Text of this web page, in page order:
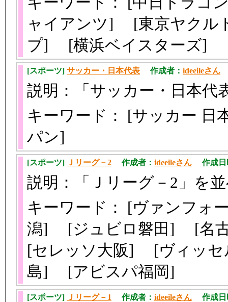
ャイアンツ] [東京ヤクル
プ] [横浜ベイスターズ]
[スポーツ] サッカー・日本代表 作成者： ideeileさん
説明：「サッカー・日本代
キーワード： [サッカー
パン]
[スポーツ] Ｊリーグ－2 作成者： ideeileさん 作成日
説明：「Ｊリーグ－2」を
キーワード： [ヴァンフ
潟] [ジュビロ磐田] [名
[セレッソ大阪] [ヴィッ
島] [アビスパ福岡]
[スポーツ] Ｊリーグ－1 作成者： ideeileさん 作成日